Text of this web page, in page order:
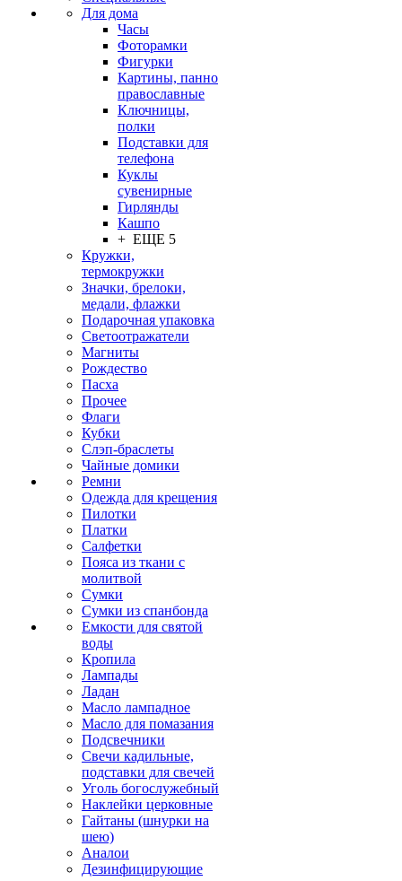
Для дома
Часы
Фоторамки
Фигурки
Картины, панно
православные
Ключницы,
полки
Подставки для
телефона
Куклы
сувенирные
Гирлянды
Кашпо
+ ЕЩЕ 5
Кружки,
термокружки
Значки, брелоки,
медали, флажки
Подарочная упаковка
Светоотражатели
Магниты
Рождество
Пасха
Прочее
Флаги
Кубки
Слэп-браслеты
Чайные домики
Ремни
Одежда для крещения
Пилотки
Платки
Салфетки
Пояса из ткани с
молитвой
Сумки
Сумки из спанбонда
Емкости для святой
воды
Кропила
Лампады
Ладан
Масло лампадное
Масло для помазания
Подсвечники
Свечи кадильные,
подставки для свечей
Уголь богослужебный
Наклейки церковные
Гайтаны (шнурки на
шею)
Аналои
Дезинфицирующие